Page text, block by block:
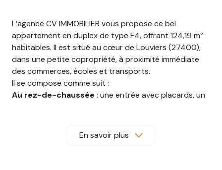
L’agence CV IMMOBILIER vous propose ce bel
appartement en duplex de type F4, offrant 124,19 m²
habitables. Il est situé au cœur de Louviers (27400),
dans une petite copropriété, à proximité immédiate
des commerces, écoles et transports.
Il se compose comme suit :
Au rez-de-chaussée : une entrée avec placards, un
un WC indépendant (possibilité d’aménagement en
En savoir plus